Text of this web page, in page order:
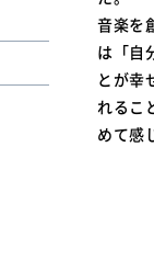
音楽を
は「自
とが幸
れるこ
めて感